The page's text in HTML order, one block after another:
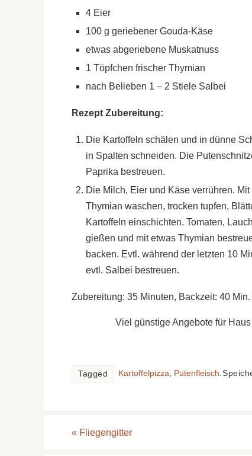
4 Eier
100 g geriebener Gouda-Käse
etwas abgeriebene Muskatnuss
1 Töpfchen frischer Thymian
nach Belieben 1 – 2 Stiele Salbei
Rezept Zubereitung:
Die Kartoffeln schälen und in dünne
in Spalten schneiden. Die
Paprika bestreuen.
Die Milch, Eier und Käse verrühren.
Thymian waschen, trocken tupfen,
Kartoffeln einschichten. Tomaten,
gießen und mit etwas Thymian
backen. Evtl. während der letzten 10
evtl. Salbei bestreuen.
Zubereitung: 35 Minuten, Backzeit: 40
Viel günstige Angebote für
Tagged Kartoffelpizza Putenfleisch
« Fliegengitter